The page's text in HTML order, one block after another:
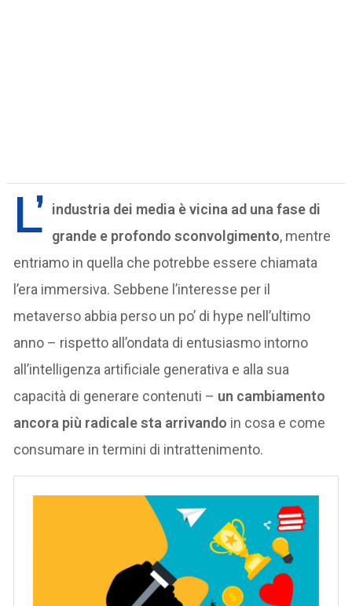
L’ industria dei media è vicina ad una fase di
grande e profondo sconvolgimento, mentre
entriamo in quella che potrebbe essere chiamata
l’era immersiva. Sebbene l’interesse per il
metaverso abbia perso un po’ di hype nell’ultimo
anno – rispetto all’ondata di entusiasmo intorno
all’intelligenza artificiale generativa e alla sua
capacità di generare contenuti – un cambiamento
ancora più radicale sta arrivando in cosa e come
consumare in termini di intrattenimento.